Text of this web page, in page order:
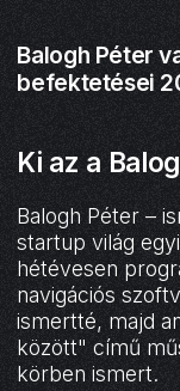
Balogh Péter
befektetései
‍Ki az a
Balogh Péter –
startup világ
hétévesen
navigációs
ismertté, majd
között" című
körben ismert.